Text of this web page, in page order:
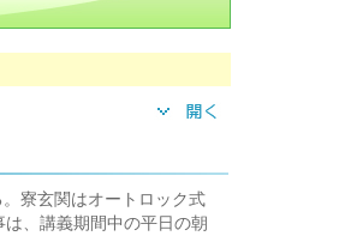
寮玄関はオートロック式
、講義期間中の平日の朝